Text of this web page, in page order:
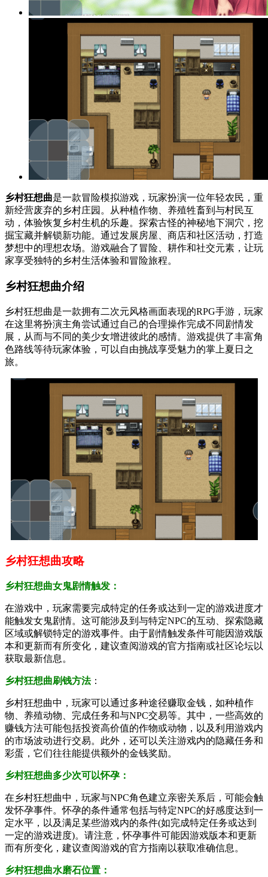
乡村狂想曲是一款冒险模拟游戏，玩家扮演一位年轻农民，重
新经营废弃的乡村庄园。从种植作物、养殖牲畜到与村民互
动，体验恢复乡村生机的乐趣。探索古怪的神秘地下洞穴，挖
掘宝藏并解锁新功能。通过发展房屋、商店和社区活动，打造
梦想中的理想农场。游戏融合了冒险、耕作和社交元素，让玩
家享受独特的乡村生活体验和冒险旅程。
乡村狂想曲介绍
乡村狂想曲是一款拥有二次元风格画面表现的RPG手游，玩家
在这里将扮演主角尝试通过自己的合理操作完成不同剧情发
展，从而与不同的美少女增进彼此的感情。游戏提供了丰富角
色路线等待玩家体验，可以自由挑战享受魅力的掌上夏日之
旅。
乡村狂想曲攻略‌
乡村狂想曲女鬼剧情触发‌：
在游戏中，玩家需要完成特定的任务或达到一定的游戏进度才
能触发女鬼剧情。这可能涉及到与特定‌NPC的互动、探索隐藏
区域或解锁特定的游戏事件。由于剧情触发条件可能因游戏版
本和更新而有所变化，建议查阅游戏的官方指南或社区论坛以
获取最新信息。‌
乡村狂想曲刷钱方法‌：
乡村狂想曲中，玩家可以通过多种途径赚取金钱，如种植作
物、养殖动物、完成任务和与NPC交易等。其中，一些高效的
赚钱方法可能包括投资高价值的作物或动物，以及利用游戏内
的市场波动进行交易。此外，还可以关注游戏内的隐藏任务和‌
彩蛋，它们往往能提供额外的金钱奖励。
‌乡村狂想曲多少次可以怀孕：
在乡村狂想曲中，玩家与NPC角色建立亲密关系后，可能会触
发怀孕事件。怀孕的条件通常包括与特定NPC的好感度达到一
定水平，以及满足某些游戏内的条件(如完成特定任务或达到
一定的游戏进度)。请注意，怀孕事件可能因游戏版本和更新
而有所变化，建议查阅游戏的官方指南以获取准确信息。
‌乡村狂想曲‌水磨石位置‌：